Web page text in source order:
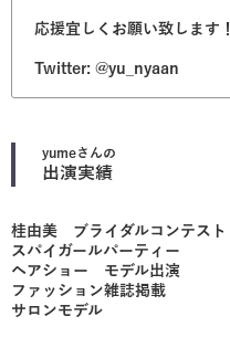
応援宜しくお願い致します！
Twitter: @yu_nyaan
yumeさんの
出演実績
桂由美 ブライダルコンテスト
スパイガールパーティー
ヘアショー モデル出演
ファッション雑誌掲載
サロンモデル